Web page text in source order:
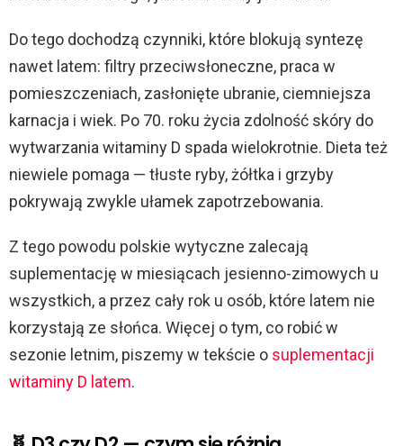
Do tego dochodzą czynniki, które blokują syntezę
nawet latem: filtry przeciwsłoneczne, praca w
pomieszczeniach, zasłonięte ubranie, ciemniejsza
karnacja i wiek. Po 70. roku życia zdolność skóry do
wytwarzania witaminy D spada wielokrotnie. Dieta też
niewiele pomaga — tłuste ryby, żółtka i grzyby
pokrywają zwykle ułamek zapotrzebowania.
Z tego powodu polskie wytyczne zalecają
suplementację w miesiącach jesienno-zimowych u
wszystkich, a przez cały rok u osób, które latem nie
korzystają ze słońca. Więcej o tym, co robić w
sezonie letnim, piszemy w tekście o suplementacji
witaminy D latem.